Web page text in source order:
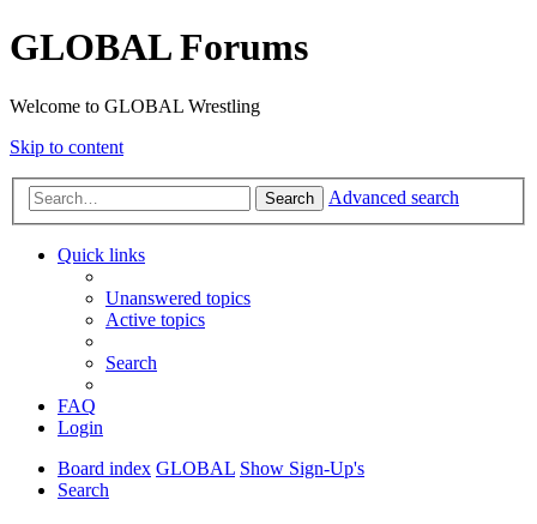
GLOBAL Forums
Welcome to GLOBAL Wrestling
Skip to content
Search Advanced search
Quick links
Unanswered topics
Active topics
Search
FAQ
Login
Board index GLOBAL Show Sign-Up's
Search